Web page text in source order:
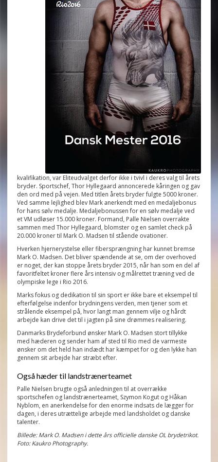
kvalifikation, var Eliteudvalget derfor ikke i tvivl i deres valg til årets
bryder. Sportschef, Thor Hyllegaard annoncerede kåringen og gav
den ord med på vejen. Med titlen årets bryder fulgte 5000 kroner.
Ved samme lejlighed blev Mark anerkendt med en medaljebonus
for hans sølv medalje. Medaljebonussen for en sølv medalje ved
et VM udløser 15.000 kroner. Formand, Palle Nielsen overrakte
sammen med Thor Hyllegaard, blomster og en samlet check på
20.000 kroner til Mark O. Madsen til stående ovationer.
Hverken hjernerystelse eller fibersprængning har kunnet bremse
Mark O. Madsen. Det bliver spændende at se, om der overhoved
er noget, der kan stoppe årets bryder 2015, når han som en del af
favoritfeltet kroner flere års intensiv og målrettet træning ved de
olympiske lege i Rio 2016.
Marks fokus og dedikation til sin sport er ikke bare et eksempel til
efterfølgelse indenfor brydningens verden, men tjener som et
strålende eksempel på, hvor langt man gennem vilje og hårdt
arbejde kan drive det til i jagten på sine drømmes realisering.
Danmarks Brydeforbund ønsker Mark O. Madsen stort tillykke
med hæderen og sender ham af sted til Rio med de varmeste
ønsker om det held han indædt har kæmpet for og den lykke han
gennem sit arbejde har stræbt efter.
Også hæder til landstrænerteamet
Palle Nielsen brugte også anledningen til at overrække
sportschefen og landstrænerteamet, Szymon Kogut og Håkan
Nyblom, en anerkendelse for den enorme indsats de lægger for
dagen, i deres utrættelige arbejde med landsholdet og danske
talenter.
Billede: Mark O. Madsen i dette års officielle danske OL brydetrikot.
Foto: Kaukro Photography.